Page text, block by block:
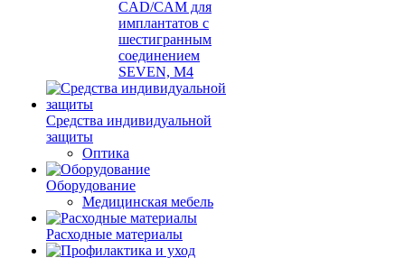
CAD/CAM для
имплантатов с
шестигранным
соединением
SEVEN, М4
Средства индивидуальной
защиты
Оптика
Оборудование
Медицинская мебель
Расходные материалы